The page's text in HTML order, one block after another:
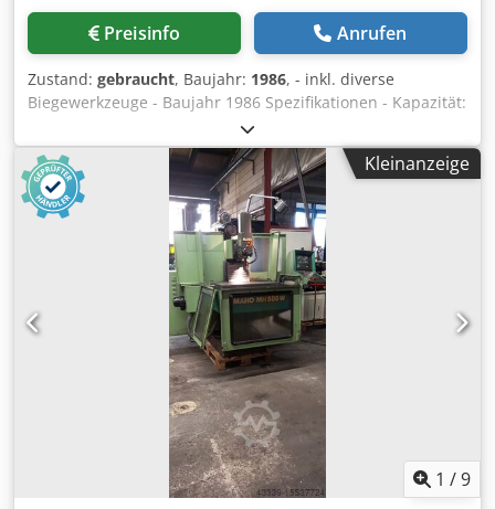
Preisinfo Anrufen
Zustand: gebraucht, Baujahr: 1986, - inkl. diverse
Biegewerkzeuge - Baujahr 1986 Spezifikationen - Kapazität:
800 kN - Biegelänge: 2550 mm - Ausladung: 250 mm -
Durchgang: 2050 mm - Hub: 140 mm - Stopzeit: 140 ms -
Anschlag-Verfahrweg: 600 mm Dwsdpfexdc A Hjx Afmja -
Betriebsdruck: 300 bar - Motorleistung: 5,5 kW -
Betriebsspannung: 400 V - Maße BxHxT: ca. 3400 x 2600 x
1300 mm - Gewicht: 4800 kg
Kleinanzeige
1 /9